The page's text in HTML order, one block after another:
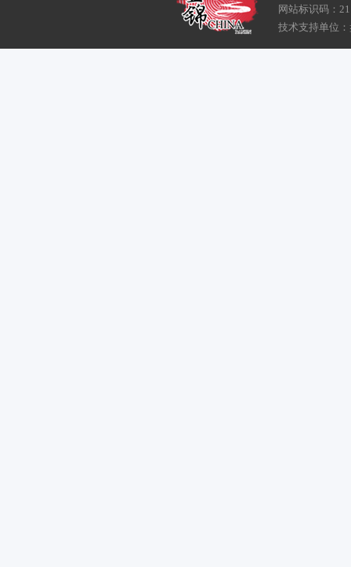
网站标识码：
技术支持单位